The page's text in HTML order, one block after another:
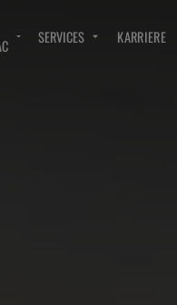
SERVICES KARRIERE